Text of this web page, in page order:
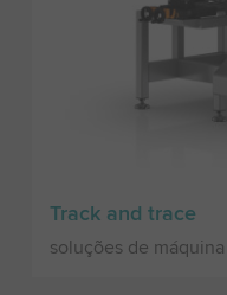
Track and trace
soluções de